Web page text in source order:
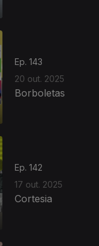
Ep. 143
20 out. 2025
Borboletas
Ep. 142
17 out. 2025
Cortesia